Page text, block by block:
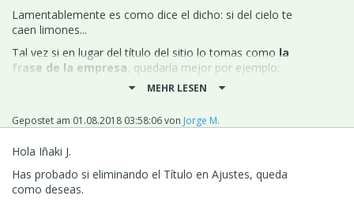
Lamentablemente es como dice el dicho: si del cielo te
caen limones...
Tal vez si en lugar del título del sitio lo tomas como la
frase de la empresa, quedaría mejor por ejemplo:
Seriedad, compromiso y excelencia.
en Collado Villalba y Madrid - Seriedad, compromiso
Si de todas maneras piensas que Incomedia debe de
presentar una opción a esta consulta crea una IDEA y
exponla a los desarrolladores, recuerdo que este tema ya
MEHR LESEN
Gepostet am 01.08.2018 03:58:06von Jorge M.
Hola Iñaki J.
Has probado si eliminando el Título en Ajustes, queda
como deseas.